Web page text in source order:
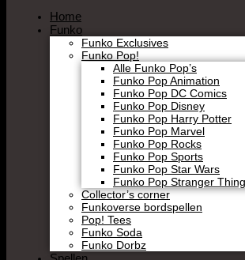
Home
Funko
Funko Exclusives
Funko Pop!
Alle Funko Pop’s
Funko Pop Animation
Funko Pop DC Comics
Funko Pop Disney
Funko Pop Harry Potter
Funko Pop Marvel
Funko Pop Rocks
Funko Pop Sports
Funko Pop Star Wars
Funko Pop Stranger
Collector’s corner
Funkoverse bordspellen
Pop! Tees
Funko Soda
Funko Dorbz